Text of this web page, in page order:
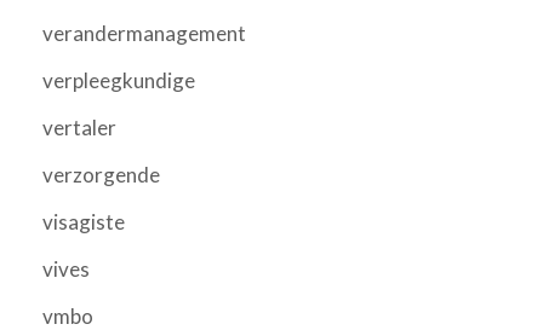
verandermanagement
verpleegkundige
vertaler
verzorgende
visagiste
vives
vmbo